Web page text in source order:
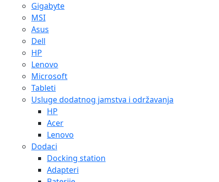
Gigabyte
MSI
Asus
Dell
HP
Lenovo
Microsoft
Tableti
Usluge dodatnog jamstva i održavanja
HP
Acer
Lenovo
Dodaci
Docking station
Adapteri